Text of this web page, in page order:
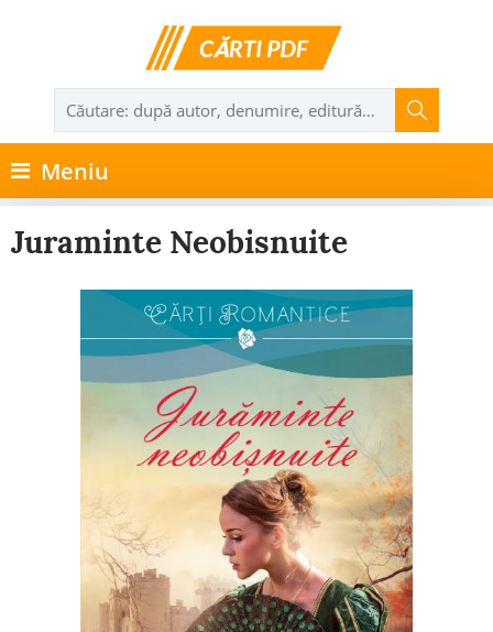
Meniu
Juraminte Neobisnuite